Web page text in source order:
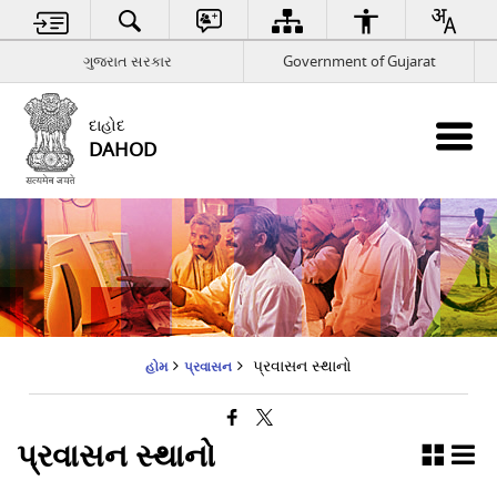
ગુજરાત સરકાર Government of Gujarat
દાહોદ
DAHOD
હોમ પ્રવાસન પ્રવાસન સ્થાનો
પ્રવાસન સ્થાનો